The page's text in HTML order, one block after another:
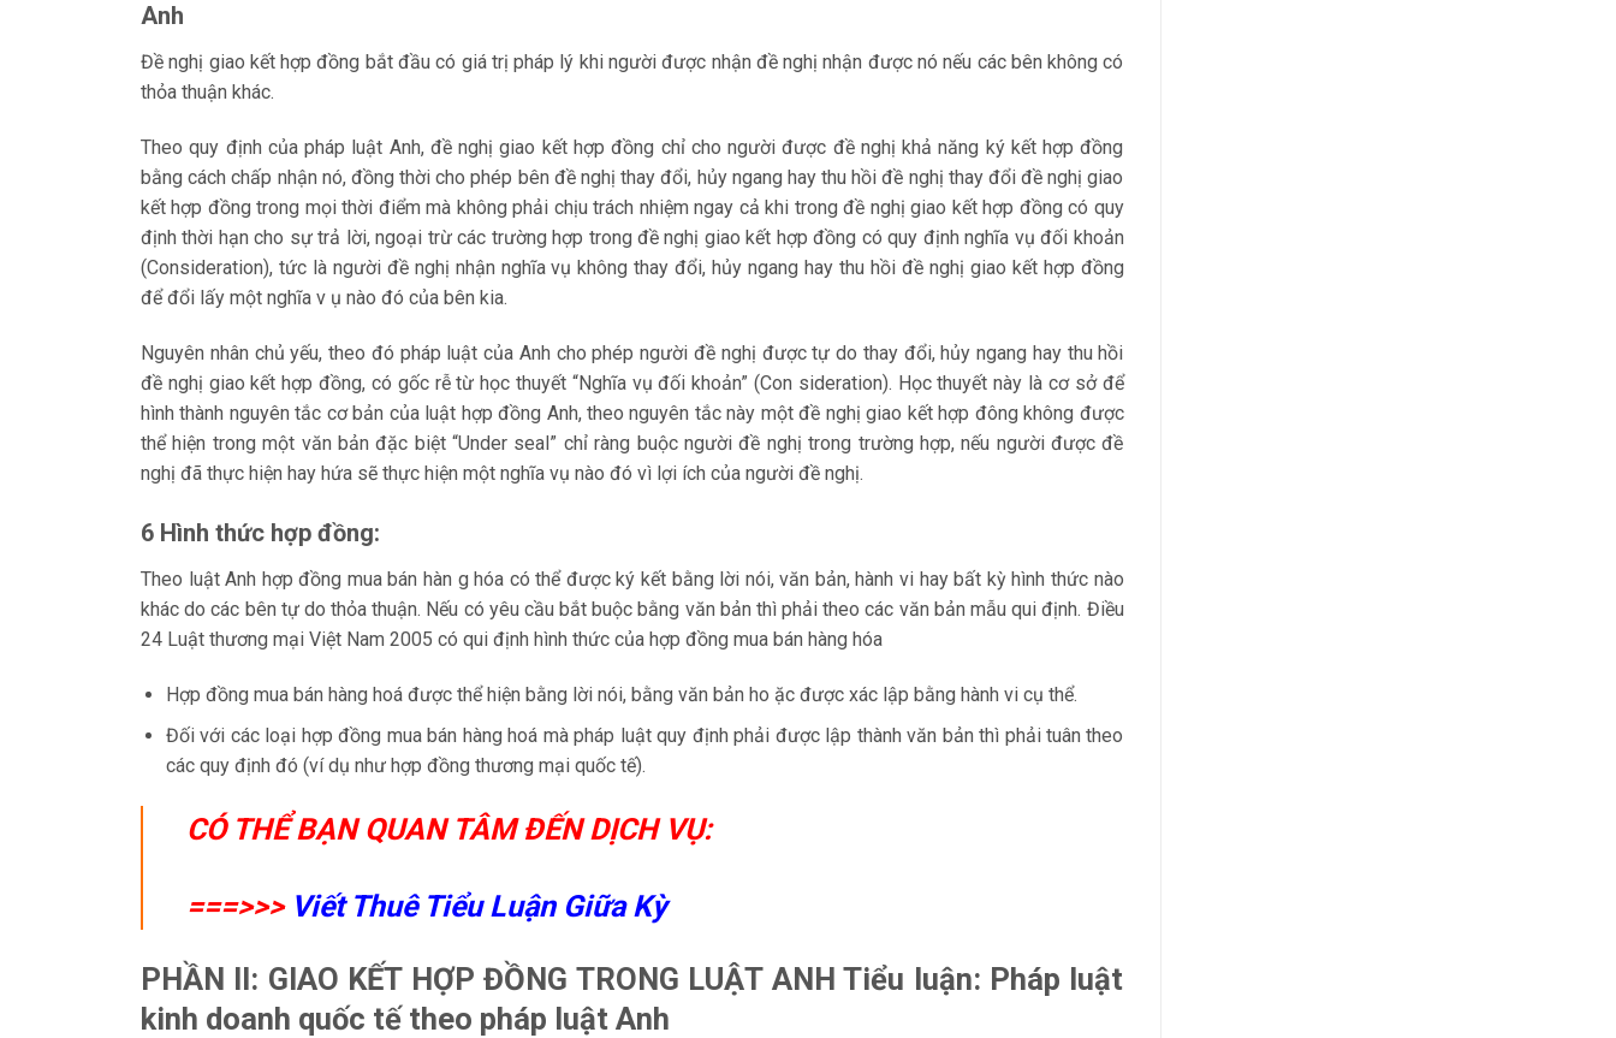
Anh
Đề nghị giao kết hợp đồng bắt đầu có giá trị pháp lý khi người được nhận đề nghị nhận được nó nếu các bên không có
thỏa thuận khác.
Theo quy định của pháp luật Anh, đề nghị giao kết hợp đồng chỉ cho người được đề nghị khả năng ký kết hợp đồng
bằng cách chấp nhận nó, đồng thời cho phép bên đề nghị thay đổi, hủy ngang hay thu hồi đề nghị thay đổi đề nghị giao
kết hợp đồng trong mọi thời điểm mà không phải chịu trách nhiệm ngay cả khi trong đề nghị giao kết hợp đồng có quy
định thời hạn cho sự trả lời, ngoại trừ các trường hợp trong đề nghị giao kết hợp đồng có quy định nghĩa vụ đối khoản
(Consideration), tức là người đề nghị nhận nghĩa vụ không thay đổi, hủy ngang hay thu hồi đề nghị giao kết hợp đồng
để đổi lấy một nghĩa v ụ nào đó của bên kia.
Nguyên nhân chủ yếu, theo đó pháp luật của Anh cho phép người đề nghị được tự do thay đổi, hủy ngang hay thu hồi
đề nghị giao kết hợp đồng, có gốc rễ từ học thuyết “Nghĩa vụ đối khoản” (Con sideration). Học thuyết này là cơ sở để
hình thành nguyên tắc cơ bản của luật hợp đồng Anh, theo nguyên tắc này một đề nghị giao kết hợp đông không được
thể hiện trong một văn bản đặc biệt “Under seal” chỉ ràng buộc người đề nghị trong trường hợp, nếu người được đề
nghị đã thực hiện hay hứa sẽ thực hiện một nghĩa vụ nào đó vì lợi ích của người đề nghị.
6 Hình thức hợp đồng:
Theo luật Anh hợp đồng mua bán hàn g hóa có thể được ký kết bằng lời nói, văn bản, hành vi hay bất kỳ hình thức nào
khác do các bên tự do thỏa thuận. Nếu có yêu cầu bắt buộc bằng văn bản thì phải theo các văn bản mẫu qui định. Điều
24 Luật thương mại Việt Nam 2005 có qui định hình thức của hợp đồng mua bán hàng hóa
Hợp đồng mua bán hàng hoá được thể hiện bằng lời nói, bằng văn bản ho ặc được xác lập bằng hành vi cụ thể.
Đối với các loại hợp đồng mua bán hàng hoá mà pháp luật quy định phải được lập thành văn bản thì phải tuân theo
các quy định đó (ví dụ như hợp đồng thương mại quốc tế).
CÓ THỂ BẠN QUAN TÂM ĐẾN DỊCH VỤ:
===>>> Viết Thuê Tiểu Luận Giữa Kỳ
PHẦN II: GIAO KẾT HỢP ĐỒNG TRONG LUẬT ANH Tiểu luận: Pháp luật
kinh doanh quốc tế theo pháp luật Anh